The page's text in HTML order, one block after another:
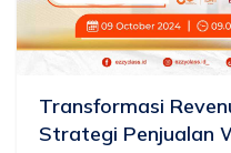
Transformasi
Strategi Penjualan